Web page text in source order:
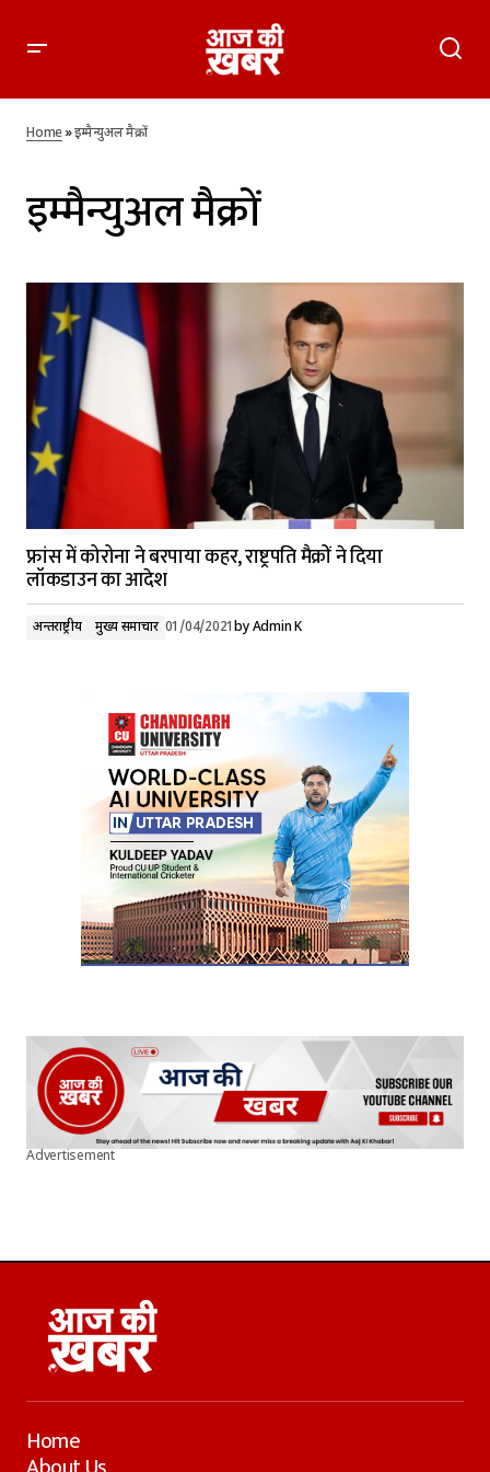
Home»इम्मैन्युअल मैक्रों
इम्मैन्युअल मैक्रों
फ्रांस में कोरोना ने बरपाया कहर, राष्ट्रपति मैक्रों ने दिया
लॉकडाउन का आदेश
अन्तर्राष्ट्रीय मुख्य समाचार 01/04/2021by Admin K
Advertisement
Home